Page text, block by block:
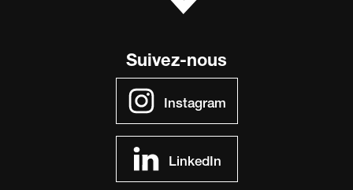
Suivez-nous
Instagram
LinkedIn